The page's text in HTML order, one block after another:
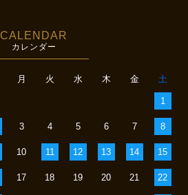
CALENDAR
カレンダー
月 火 水 木 金 土
1
3 4 5 6 7 8
10 11 12 13 14 15
17 18 19 20 21 22